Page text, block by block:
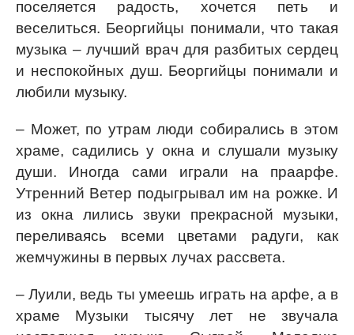
поселяется радость, хочется петь и
веселиться. Беоргийцы понимали, что такая
музыка – лучший врач для разбитых сердец
и неспокойных душ. Беоргийцы понимали и
любили музыку.
– Может, по утрам люди собирались в этом
храме, садились у окна и слушали музыку
души. Иногда сами играли на праарфе.
Утренний Ветер подыгрывал им на рожке. И
из окна лились звуки прекрасной музыки,
переливаясь всеми цветами радуги, как
жемчужины в первых лучах рассвета.
– Луили, ведь ты умеешь играть на арфе, а в
храме Музыки тысячу лет не звучала